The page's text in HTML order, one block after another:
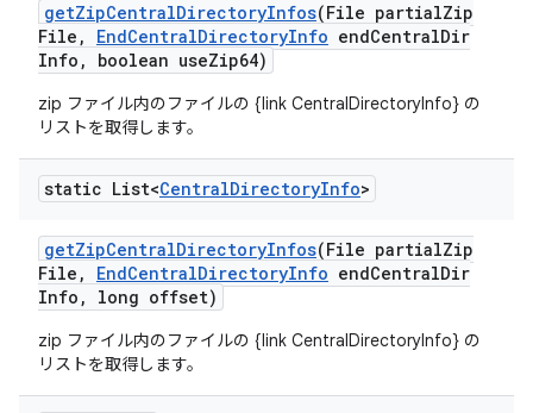
getZipCentralDirectoryInfos(File partialZip
File , EndCentralDirectoryInfo endCentralDir
Info , boolean useZip64)
zip ファイル内のファイルの {link CentralDirectoryInfo} の
リストを取得します。
static List<CentralDirectoryInfo>
getZipCentralDirectoryInfos(File partialZip
File , EndCentralDirectoryInfo endCentralDir
Info , long offset)
zip ファイル内のファイルの {link CentralDirectoryInfo} の
リストを取得します。